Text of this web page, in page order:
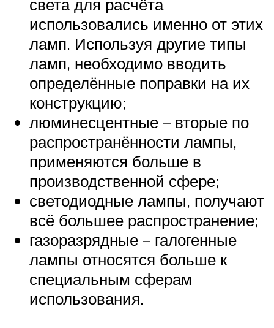
света для расчёта
использовались именно от этих
ламп. Используя другие типы
ламп, необходимо вводить
определённые поправки на их
конструкцию;
люминесцентные – вторые по
распространённости лампы,
применяются больше в
производственной сфере;
светодиодные лампы, получают
всё большее распространение;
газоразрядные – галогенные
лампы относятся больше к
специальным сферам
использования.